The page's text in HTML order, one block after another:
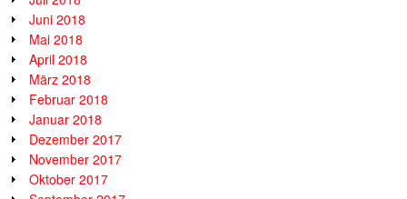
Juni 2018
Mai 2018
April 2018
März 2018
Februar 2018
Januar 2018
Dezember 2017
November 2017
Oktober 2017